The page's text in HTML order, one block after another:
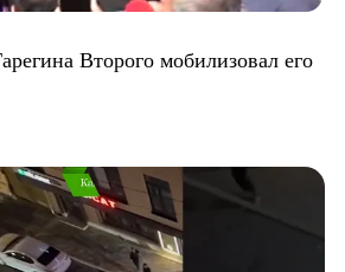
Второго мобилизовал его